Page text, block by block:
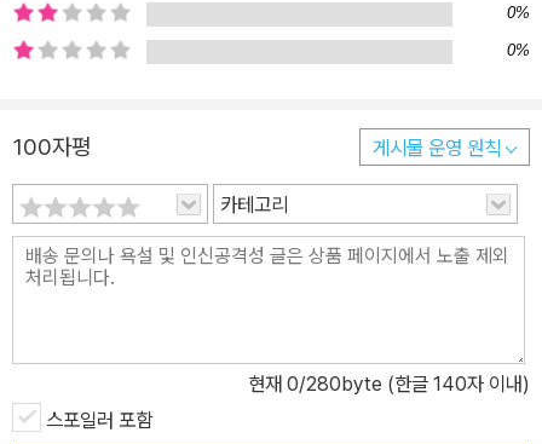
식이 아닌, ‘단 한 편’의 단편만으로 책을 구성하는 이례적인 시도를
통해 독자들에게 한 편 한 편 깊게 호흡하는 특별한 경험을 선사한다.
션 작가, 시인, 청소년문학 작가 등 다양한 작가들의 소설을 통해 장르
와 경계를 허물며 이야기의 가능성과 재미를 확장한다. 또한 책 속에
는 특별한 선물이 들어 있다. 소설 한 편 전체를 한 장의 포스터에 담
은 부록 ‘한 장의 소설’이다. 한 장의 소설은 독자들에게 이야기 한 편
을 새롭게 만나는 특별한 경험을 선사한다. 위픽 시리즈 소개 위픽은
넓혀줄 새로운 한 조각이 되기를, 작은 조각 하나하나가 모여 당신의
이야기가 되기를, 당신의 가슴에 깊이 새겨질 한 조각의 문학이 되기
0%
0%
100자평 게시물 운영 원칙
카테고리
현재 0/280byte (한글 140자 이내)
스포일러 포함